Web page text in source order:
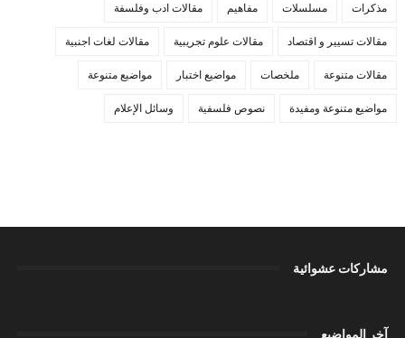
مذكرات مسلسلات مفاهيم مقالات ادب وفلسفة
مقالات تسيير و اقتصاد مقالات علوم تجريبية مقالات لغات اجنبية
مقالات متنوعة ملخصات مواضيع اختبار مواضيع متنوعة
مواضيع متنوعة ومفيدة نصوص فلسفية وسائل الإعلام
مشاركات عشوائية
آخر المواضيع